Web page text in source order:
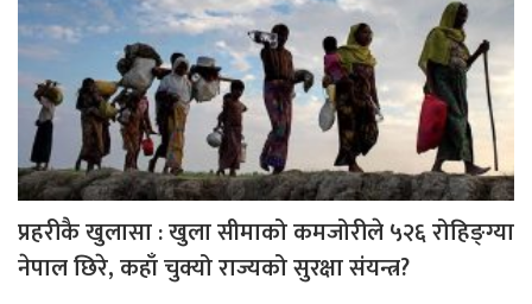
प्रहरीकै खुलासा : खुला सीमाको कमजोरीले ५२६ रोहिङ्ग्या
नेपाल छिरे, कहाँ चुक्यो राज्यको सुरक्षा संयन्त्र?